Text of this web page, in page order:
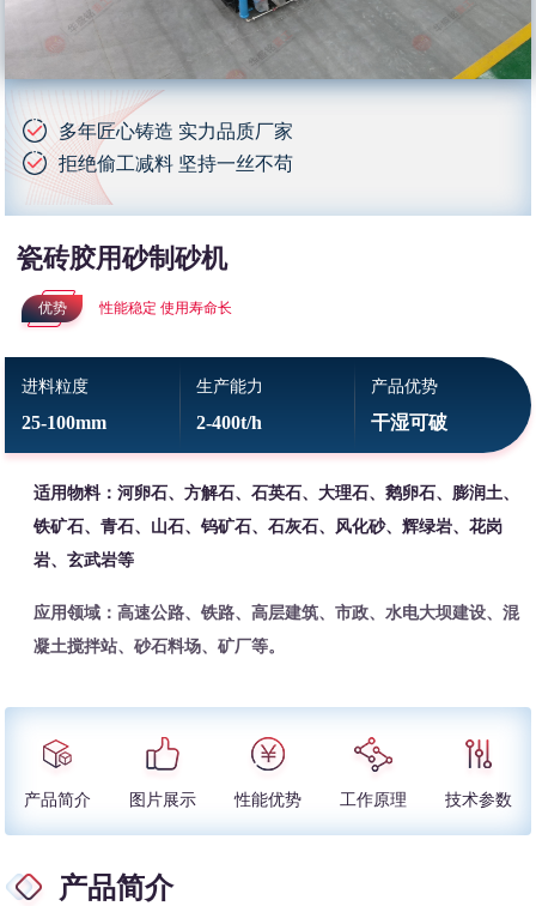
多年匠心铸造 实力品质厂家
拒绝偷工减料 坚持一丝不苟
瓷砖胶用砂制砂机
优势 性能稳定 使用寿命长
进料粒度
25-100mm
生产能力
2-400t/h
产品优势
干湿可破
适用物料：河卵石、方解石、石英石、大理石、鹅卵石、膨润土、
铁矿石、青石、山石、钨矿石、石灰石、风化砂、辉绿岩、花岗
岩、玄武岩等
应用领域：高速公路、铁路、高层建筑、市政、水电大坝建设、混
凝土搅拌站、砂石料场、矿厂等。
产品简介 图片展示 性能优势 工作原理 技术参数
产品简介